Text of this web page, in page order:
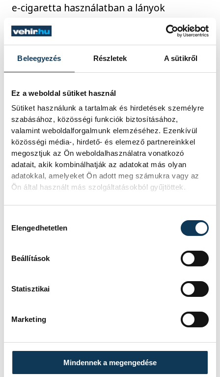
Beleegyezés Részletek A sütikről
Ez a weboldal sütiket használ
Sütiket használunk a tartalmak és hirdetések személyre
szabásához, közösségi funkciók biztosításához,
valamint weboldalforgalmunk elemzéséhez. Ezenkívül
közösségi média-, hirdető- és elemező partnereinkkel
megosztjuk az Ön weboldalhasználatra vonatkozó
adatait, akik kombinálhatják az adatokat más olyan
adatokkal, amelyeket Ön adott meg számukra vagy az
Ön által használt más szolgáltatásokból gyűjtöttek.
Elengedhetetlen
Beállítások
Statisztikai
Marketing
Mindennek a megengedése
e-cigaretta használatban a lányok
megelőzik a fiúkat.
Az alkohol-, nikotin- és dohánytermékek
használatának csökkentése, valamint a
megelőzése érdekében a WHO szerint
sürgősen végre kell hajtani a különböző
nemzetközi szerződésekben és a WHO
ajánlásaiban felvázolt átfogó
intézkedéseket. Ezek közé tartoznak
többek között:
a jövedéki adók emelése
a nikotin- és dohánytermékek,
valamint az alkohol elérhetőségének
korlátozása, például az eladási órák
vagy helyszínek csökkentése, valamint
az ilyen termékek megvásárlására
vonatkozó törvényes alsó korhatár
valamennyi ízesítőanyag, beleértve a
mentol és a szintetikus
mentolanalógok betiltása a nikotin- és
dohánytermékekben